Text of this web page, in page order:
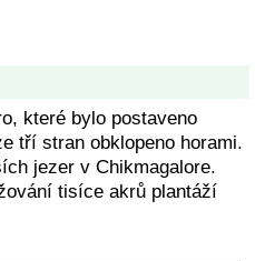
které bylo postaveno
tří stran obklopeno horami.
jezer v Chikmagalore.
tisíce akrů plantáží